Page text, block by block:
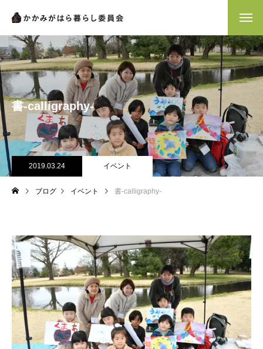
書-calligraphy-
2019.03.24 イベント
ブログ イベント 書-calligraphy-